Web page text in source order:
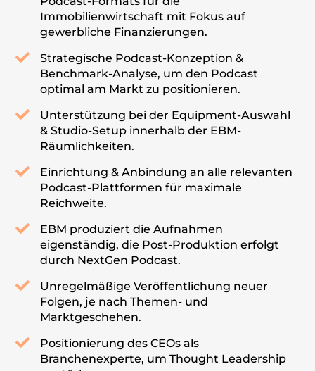
Immobilienwirtschaft mit Fokus auf
gewerbliche Finanzierungen.
Strategische Podcast-Konzeption &
Benchmark-Analyse, um den Podcast
optimal am Markt zu positionieren.
Unterstützung bei der Equipment-Auswahl
& Studio-Setup innerhalb der EBM-
Räumlichkeiten.
Einrichtung & Anbindung an alle relevanten
Podcast-Plattformen für maximale
Reichweite.
EBM produziert die Aufnahmen
eigenständig, die Post-Produktion erfolgt
durch NextGen Podcast.
Unregelmäßige Veröffentlichung neuer
Folgen, je nach Themen- und
Marktgeschehen.
Positionierung des CEOs als
Branchenexperte, um Thought Leadership